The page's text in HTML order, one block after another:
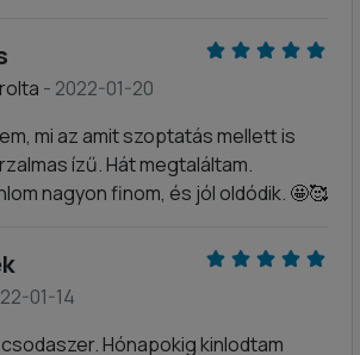
- 2022-01-20
mi az amit szoptatás mellett is
ízű. Hát megtaláltam.
nagyon finom, és jól oldódik. 🤩🥰
01-14
Hónapokig kinlodtam